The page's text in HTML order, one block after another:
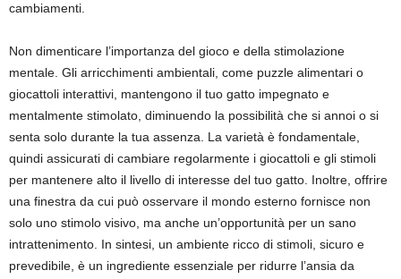
cambiamenti.
Non dimenticare l’importanza del gioco e della stimolazione
mentale. Gli arricchimenti ambientali, come puzzle alimentari o
giocattoli interattivi, mantengono il tuo gatto impegnato e
mentalmente stimolato, diminuendo la possibilità che si annoi o si
senta solo durante la tua assenza. La varietà è fondamentale,
quindi assicurati di cambiare regolarmente i giocattoli e gli stimoli
per mantenere alto il livello di interesse del tuo gatto. Inoltre, offrire
una finestra da cui può osservare il mondo esterno fornisce non
solo uno stimolo visivo, ma anche un’opportunità per un sano
intrattenimento. In sintesi, un ambiente ricco di stimoli, sicuro e
prevedibile, è un ingrediente essenziale per ridurre l’ansia da